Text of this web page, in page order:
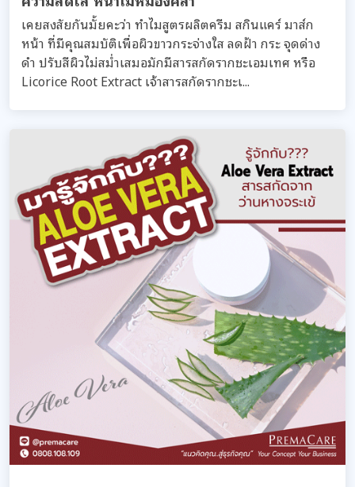
เคยสงสัยกันมั้ยคะว่า ทำไมสูตรผลิตครีม สกินแคร์ มาส์ก
หน้า ที่มีคุณสมบัติเพื่อผิวขาวกระจ่างใส ลดฝ้า กระ จุดด่าง
ดำ ปรับสีผิวไม่สม่ำเสมอมักมีสารสกัดรากชะเอมเทศ หรือ
Licorice Root Extract เจ้าสารสกัดรากชะเ...